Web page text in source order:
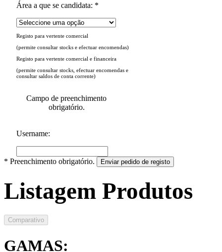
Área a que se candidata: *
Registo para vertente comercial
(permite consultar stocks e efectuar encomendas)
Registo para vertente comercial e financeira
(permite consultar stocks, efectuar encomendas e
consultar saldos de conta corrente)
Campo de preenchimento
obrigatório.
Username:
* Preenchimento obrigatório. Enviar pedido de registo
Listagem Produtos
Comparativo
GAMAS: